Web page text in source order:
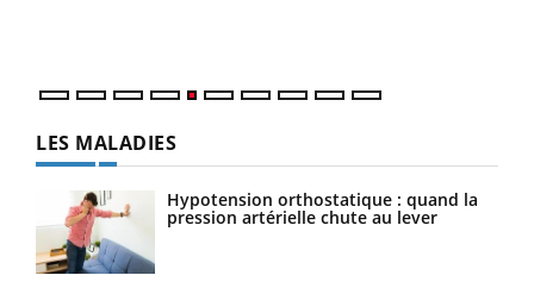
LES MALADIES
Hypotension orthostatique : quand la
pression artérielle chute au lever